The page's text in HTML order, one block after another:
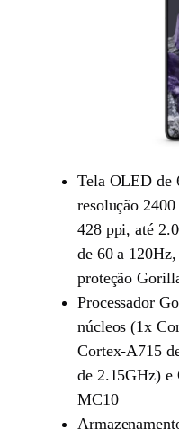
Tela OLED de
resolução
428 ppi, até
de 60 a
proteção
Processador
núcleos (1x
Cortex-A715
de 2.15GHz) e
MC10